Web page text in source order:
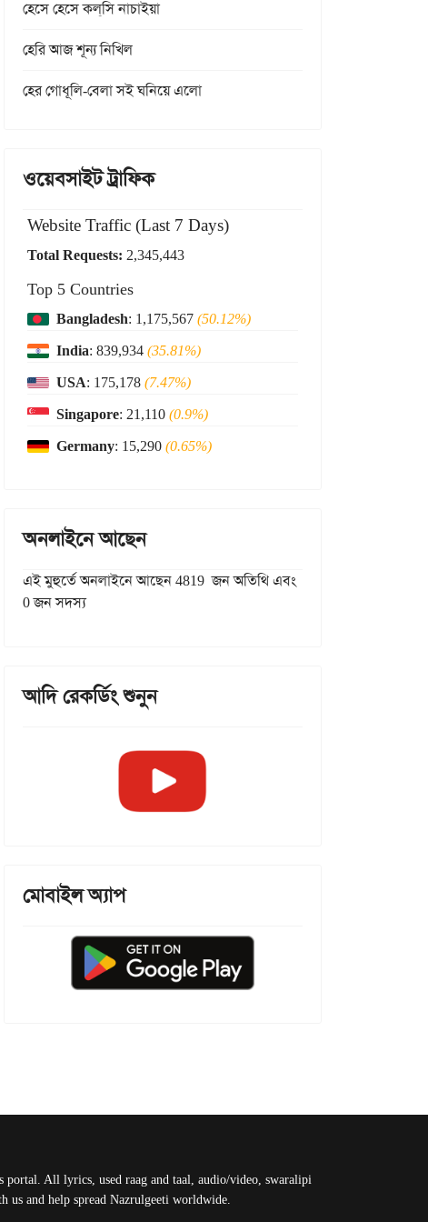
হেসে হেসে কল্‌সি নাচাইয়া
হেরি আজ শূন্য নিখিল
হের গোধূলি-বেলা সই ঘনিয়ে এলো
ওয়েবসাইট ট্রাফিক
Website Traffic (Last 7 Days)
Total Requests: 2,345,443
Top 5 Countries
Bangladesh: 1,175,567(50.12%)
India: 839,934(35.81%)
USA: 175,178(7.47%)
Singapore: 21,110(0.9%)
Germany: 15,290(0.65%)
অনলাইনে আছেন
এই মুহুর্তে অনলাইনে আছেন 4819 জন অতিথি এবং
0 জন সদস্য
আদি রেকর্ডিং শুনুন
মোবাইল অ্যাপ
All lyrics, used raag and taal, audio/video, swaralipi
us and help spread Nazrulgeeti worldwide.